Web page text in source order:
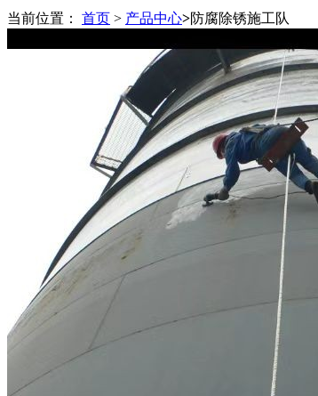
当前位置： 首页 > 产品中心>防腐除锈施工队